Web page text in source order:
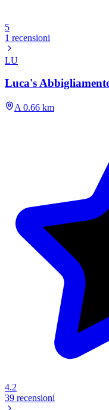
5
1 recensioni
LU
Luca's
A 0.66 km
4.2
39 recensioni